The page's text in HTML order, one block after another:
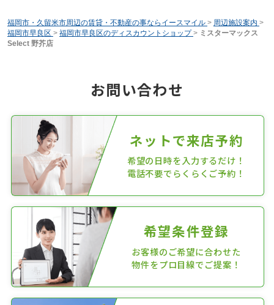
福岡市・久留米市周辺の賃貸・不動産の事ならイースマイル > 周辺施設案内 >
福岡市早良区 > 福岡市早良区のディスカウントショップ > ミスターマックス
Select 野芥店
お問い合わせ
ネットで来店予約
希望の日時を入力するだけ！
電話不要でらくらくご予約！
希望条件登録
お客様のご希望に合わせた
物件をプロ目線でご提案！